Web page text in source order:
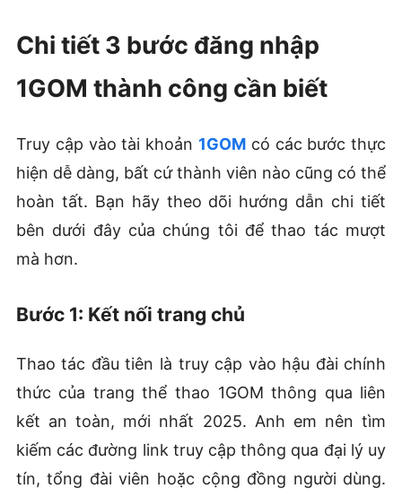
Chi tiết 3 bước đăng nhập
1GOM thành công cần biết
Truy cập vào tài khoản 1GOMcó các bước thực
hiện dễ dàng, bất cứ thành viên nào cũng có thể
hoàn tất. Bạn hãy theo dõi hướng dẫn chi tiết
bên dưới đây của chúng tôi để thao tác mượt
mà hơn.
Bước 1: Kết nối trang chủ
Thao tác đầu tiên là truy cập vào hậu đài chính
thức của trang thể thao 1GOM thông qua liên
kết an toàn, mới nhất 2025. Anh em nên tìm
kiếm các đường link truy cập thông qua đại lý uy
tín, tổng đài viên hoặc cộng đồng người dùng.